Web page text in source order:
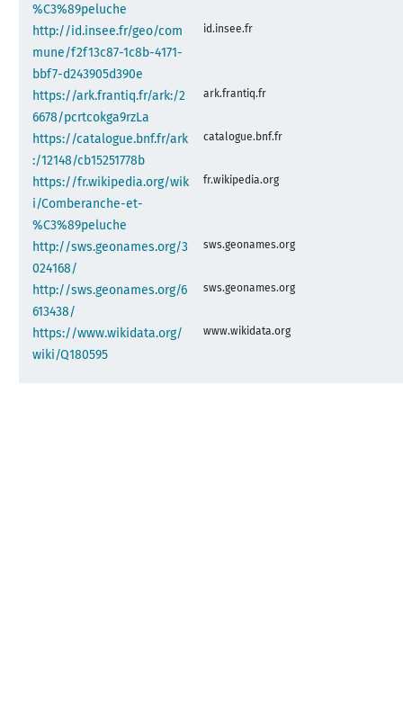
%C3%89peluche
http://id.insee.fr/geo/com
mune/f2f13c87-1c8b-4171-
bbf7-d243905d390e
id.insee.fr
https://ark.frantiq.fr/ark:/2
6678/pcrtcokga9rzLa
ark.frantiq.fr
https://catalogue.bnf.fr/ark
:/12148/cb15251778b
catalogue.bnf.fr
https://fr.wikipedia.org/wik
i/Comberanche-et-
%C3%89peluche
fr.wikipedia.org
http://sws.geonames.org/3
024168/
sws.geonames.org
http://sws.geonames.org/6
613438/
sws.geonames.org
https://www.wikidata.org/
wiki/Q180595
www.wikidata.org